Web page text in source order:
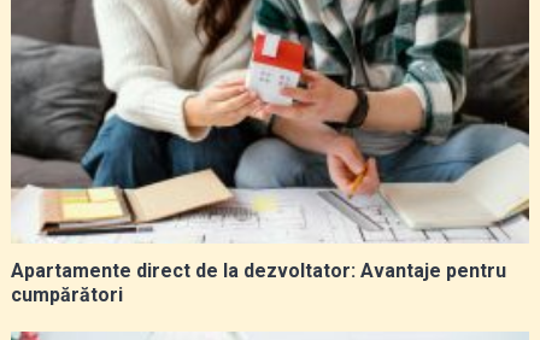
Apartamente direct de la dezvoltator: Avantaje pentru
cumpărători